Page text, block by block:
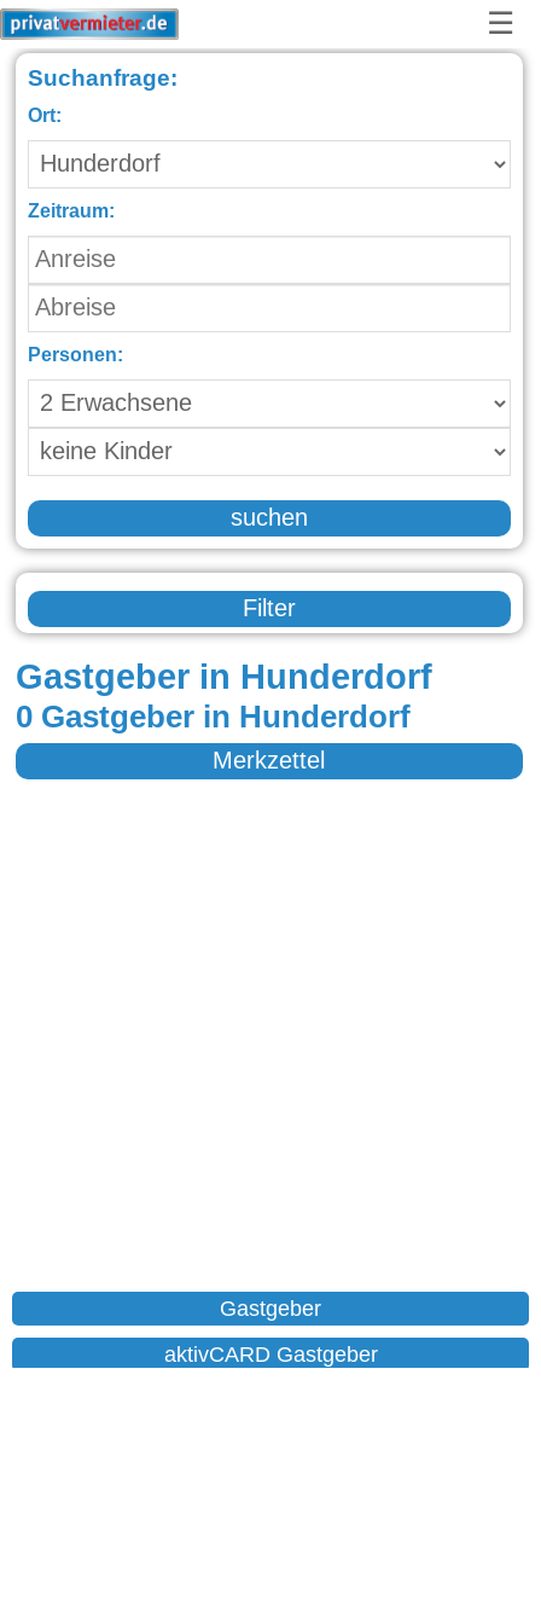
☰
Suchanfrage:
Ort:
Zeitraum:
Personen:
suchen
Filter
Gastgeber in Hunderdorf
0 Gastgeber in Hunderdorf
Merkzettel
Gastgeber
aktivCARD Gastgeber